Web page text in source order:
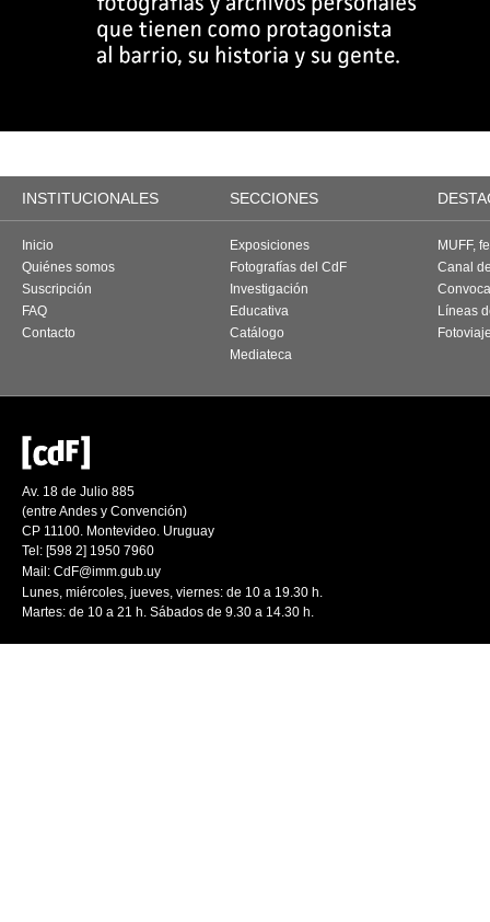
INSTITUCIONALES SECCIONES
Inicio
Quiénes somos
Suscripción
FAQ
Contacto
Exposiciones
Fotografías del CdF
Investigación
Educativa
Catálogo
Mediateca
MUFF,
Canal
Líneas
Av. 18 de Julio 885
(entre Andes y Convención)
CP 11100. Montevideo. Uruguay
Tel: [598 2] 1950 7960
Mail: CdF@imm.gub.uy
Lunes, miércoles, jueves, viernes: de 10 a 19.30 h.
Martes: de 10 a 21 h. Sábados de 9.30 a 14.30 h.